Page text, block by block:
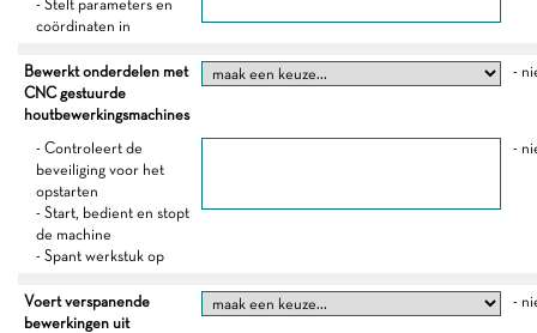
- Stelt parameters en
coördinaten in
Bewerkt onderdelen met
CNC gestuurde
houtbewerkingsmachines
-
- Controleert de
beveiliging voor het
opstarten
- Start, bedient en stopt
de machine
- Spant werkstuk op
-
Voert verspanende
bewerkingen uit
-